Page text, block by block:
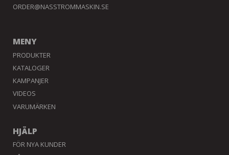
ORDER@NASSTROMMASKIN.SE
MENY
PRODUKTER
KATALOGER
KAMPANJER
VIDEOS
VARUMÄRKEN
HJÄLP
FÖR NYA KUNDER